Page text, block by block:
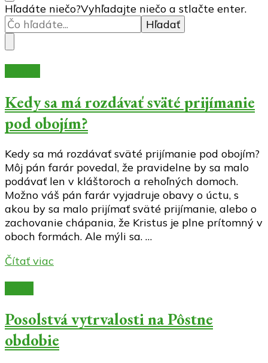
Hľadáte niečo?Vyhľadajte niečo a stlačte enter.
Kedy sa má rozdávať sväté prijímanie
pod obojím?
Kedy sa má rozdávať sväté prijímanie pod obojím?
Môj pán farár povedal, že pravidelne by sa malo
podávať len v kláštoroch a rehoľných domoch.
Možno váš pán farár vyjadruje obavy o úctu, s
akou by sa malo prijímať sväté prijímanie, alebo o
zachovanie chápania, že Kristus je plne prítomný v
oboch formách. Ale mýli sa. …
Čítať viac
Posolstvá vytrvalosti na Pôstne
obdobie